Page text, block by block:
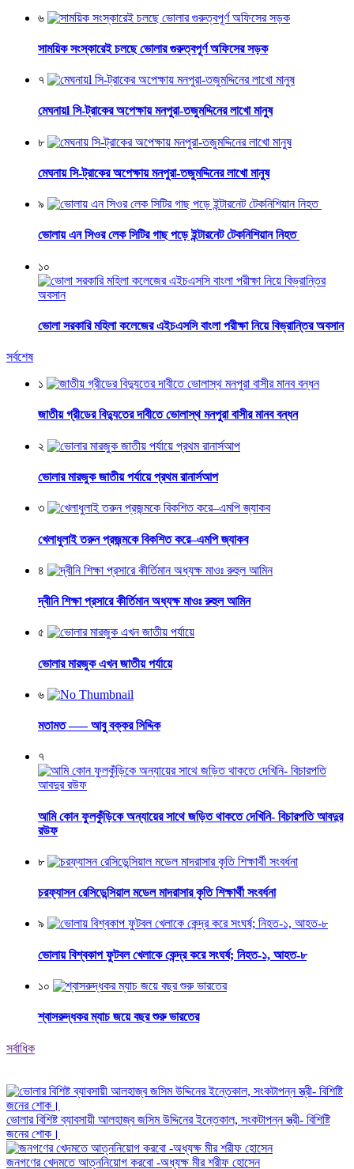
৬
সাময়িক সংস্কারেই চলছে ভোলার গুরুত্বপূর্ণ অফিসের সড়ক
৭
মেঘনায়l সি-ট্রাকের অপেক্ষায় মনপুরা-তজুমদ্দিনের লাখো মানুষ
৮
মেঘনায় সি-ট্রাকের অপেক্ষায় মনপুরা-তজুমদ্দিনের লাখো মানুষ
৯
ভোলায় এন সিওর লেক সিটির গাছ পড়ে ইন্টারনেট টেকনিশিয়ান নিহত
১০
ভোলা সরকারি মহিলা কলেজের এইচএসসি বাংলা পরীক্ষা নিয়ে বিভ্রান্তির অবসান
সর্বশেষ
১
জাতীয় গ্রীডের বিদ্যুতের দাবীতে ভোলাস্থ মনপুরা বাসীর মানব বন্ধন
২
ভোলার মারজুক জাতীয় পর্যায়ে প্রথম রানার্সআপ
৩
খেলাধুলাই তরুন প্রজন্মকে বিকশিত করে–এমপি জ্যাকব
৪
দ্বীনি শিক্ষা প্রসারে কীর্তিমান অধ্যক্ষ মাওঃ রুহুল আমিন
৫
ভোলার মারজুক এখন জাতীয় পর্যায়ে
৬
মতামত —– আবু বক্কর সিদ্দিক
৭
আমি কোন ফুলকুঁড়িকে অন্যায়ের সাথে জড়িত থাকতে দেখিনি- বিচারপতি আবদুর
রউফ
৮
চরফ্যাসন রেসিডেন্সিয়াল মডেল মাদরাসার কৃতি শিক্ষার্থী সংবর্ধনা
৯
ভোলায় বিশ্বকাপ ফুটবল খেলাকে কেন্দ্র করে সংঘর্ষ; নিহত-১, আহত-৮
১০
শ্বাসরুদ্ধকর ম্যাচ জয়ে বছর শুরু ভারতের
সর্বাধিক
ভোলার বিশিষ্ট ব্যাবসায়ী আলহাজ্ব জসিম উদ্দিনের ইন্তেকাল, সংকটাপন্ন স্ত্রী- বিশিষ্টি
জনের শোক।
জনগণের খেদমতে আত্ননিয়োগ করবো -অধ্যক্ষ মীর শরীফ হোসেন